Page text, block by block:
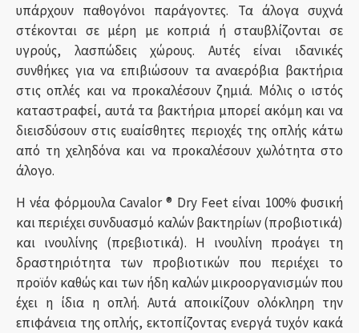
υπάρχουν παθογόνοι παράγοντες. Τα άλογα συχνά
στέκονται σε μέρη με κοπριά ή σταυβλίζονται σε
υγρούς, λασπώδεις χώρους. Αυτές είναι ιδανικές
συνθήκες για να επιβιώσουν τα αναερόβια βακτήρια
στις οπλές και να προκαλέσουν ζημιά. Μόλις ο ιστός
καταστραφεί, αυτά τα βακτήρια μπορεί ακόμη και να
διεισδύσουν στις ευαίσθητες περιοχές της οπλής κάτω
από τη χεληδόνα και να προκαλέσουν χωλότητα στο
άλογο.
Η νέα φόρμουλα Cavalor ® Dry Feet είναι 100% φυσική
και περιέχει συνδυασμό καλών βακτηρίων (προβιοτικά)
και ινουλίνης (πρεβιοτικά). Η ινουλίνη προάγει τη
δραστηριότητα των προβιοτικών που περιέχει το
προϊόν καθώς και των ήδη καλών μικροοργανισμών που
έχει η ίδια η οπλή. Αυτά αποικίζουν ολόκληρη την
επιφάνεια της οπλής, εκτοπίζοντας ενεργά τυχόν κακά